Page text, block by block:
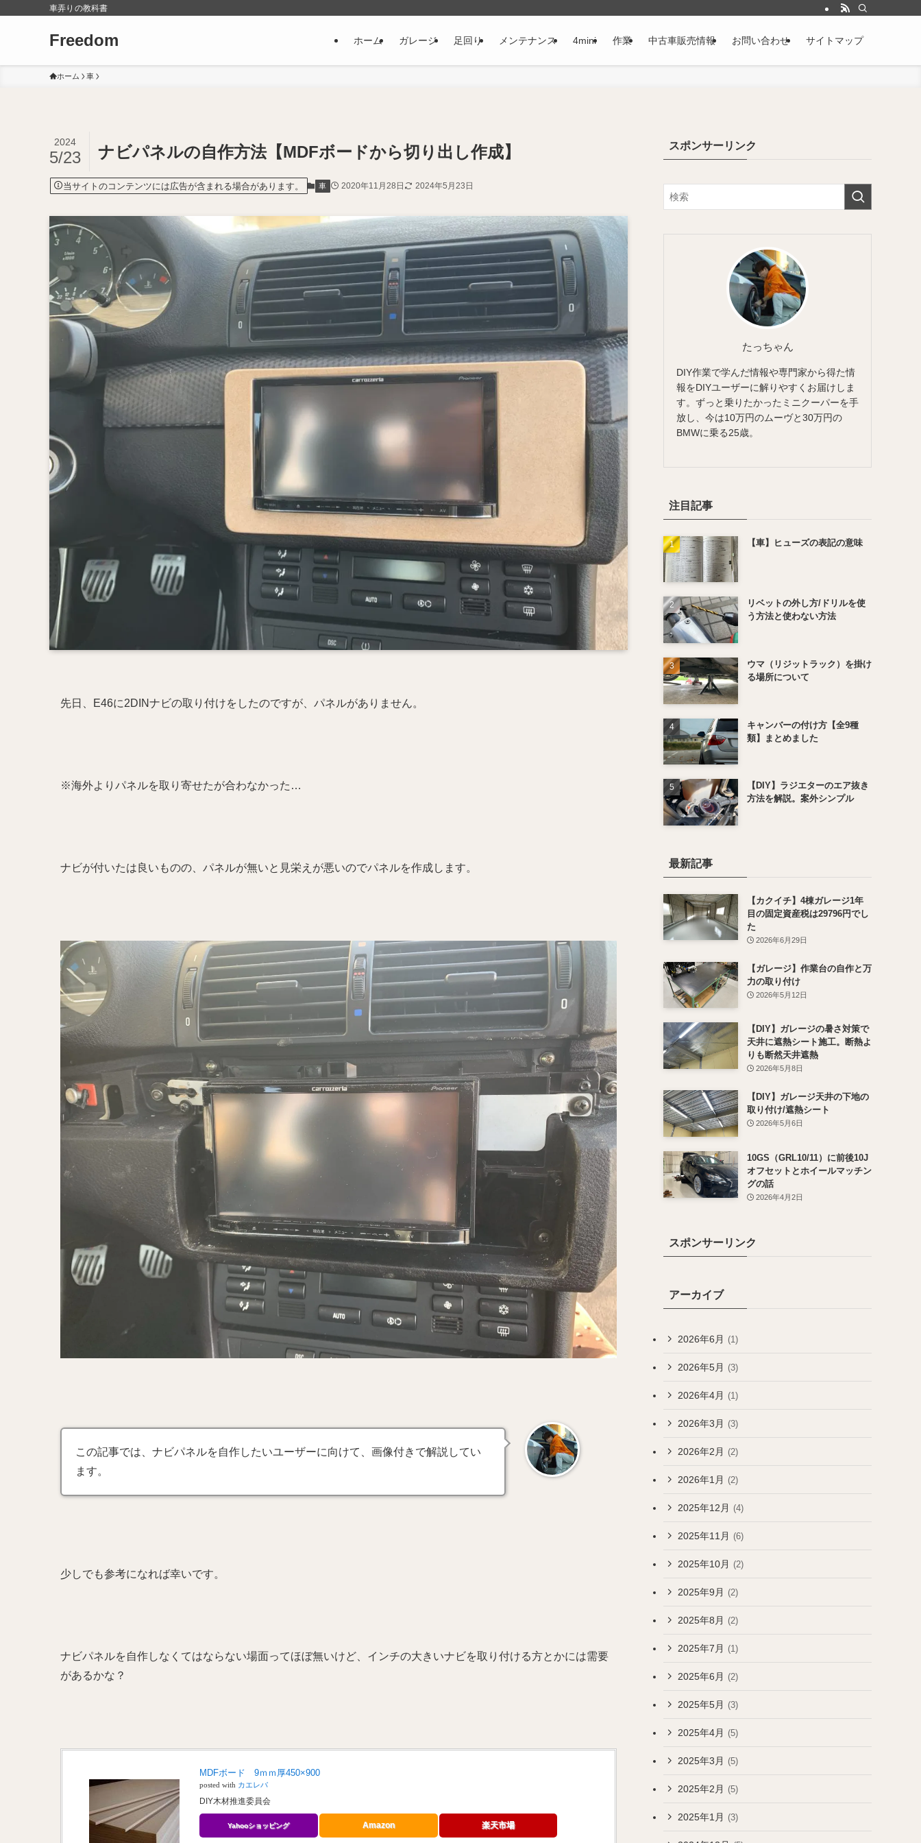
車弄りの教科書
Freedom ホーム ガレージ 足回り メンテナンス 4mini 作業 中古車販売情報 お問い合わせ サイトマップ
ホーム 車
ナビパネルの自作方法【MDFボードから切り出し作成】
2024
5/23
当サイトのコンテンツには広告が含まれる場合があります。 車 2020年11月28日 2024年5月23日
先日、E46に2DINナビの取り付けをしたのですが、パネルがありません。
※海外よりパネルを取り寄せたが合わなかった…
ナビが付いたは良いものの、パネルが無いと見栄えが悪いのでパネルを作成します。
この記事では、ナビパネルを自作したいユーザーに向けて、画像付きで解説してい
ます。
少しでも参考になれば幸いです。
ナビパネルを自作しなくてはならない場面ってほぼ無いけど、インチの大きいナビを取り付ける方とかには需要
があるかな？
MDFボード 9ｍｍ厚450×900
posted with カエレバ
DIY木材推進委員会
Yahooショッピング Amazon 楽天市場
スポンサーリンク
たっちゃん
DIY作業で学んだ情報や専門家から得た情
報をDIYユーザーに解りやすくお届けしま
す。ずっと乗りたかったミニクーパーを手
放し、今は10万円のムーヴと30万円の
BMWに乗る25歳。
注目記事
【車】ヒューズの表記の意味
リベットの外し方/ドリルを使
う方法と使わない方法
ウマ（リジットラック）を掛け
る場所について
キャンバーの付け方【全9種
類】まとめました
【DIY】ラジエターのエア抜き
方法を解説。案外シンプル
最新記事
【カクイチ】4棟ガレージ1年
目の固定資産税は29796円でし
た
2026年6月29日
【ガレージ】作業台の自作と万
力の取り付け
2026年5月12日
【DIY】ガレージの暑さ対策で
天井に遮熱シート施工。断熱よ
りも断然天井遮熱
2026年5月8日
【DIY】ガレージ天井の下地の
取り付け/遮熱シート
2026年5月6日
10GS（GRL10/11）に前後10J
オフセットとホイールマッチン
グの話
2026年4月2日
スポンサーリンク
アーカイブ
2026年6月 (1)
2026年5月 (3)
2026年4月 (1)
2026年3月 (3)
2026年2月 (2)
2026年1月 (2)
2025年12月 (4)
2025年11月 (6)
2025年10月 (2)
2025年9月 (2)
2025年8月 (2)
2025年7月 (1)
2025年6月 (2)
2025年5月 (3)
2025年4月 (5)
2025年3月 (5)
2025年2月 (5)
2025年1月 (3)